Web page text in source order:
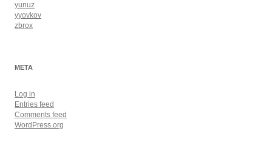
yunuz
yyovkov
zbrox
META
Log in
Entries feed
Comments feed
WordPress.org